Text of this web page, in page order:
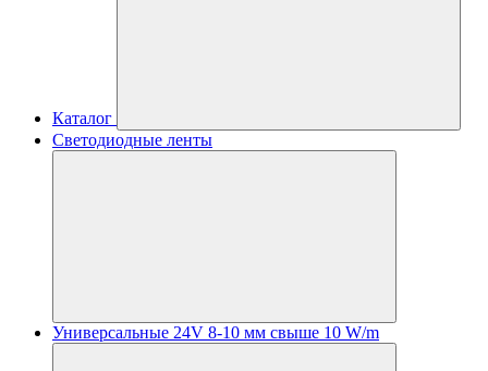
Каталог
Светодиодные ленты
Универсальные 24V 8-10 мм свыше 10 W/m